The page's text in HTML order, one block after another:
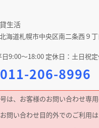
生活
海道札幌市中央区南二条西９
9:00～18:00 定休日：土日祝
011-206-8996
は、お客様のお問い合わせ専
問い合わせ目的外でのご利用